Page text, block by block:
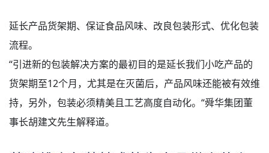
延长产品货架期、保证食品风味、改良包装形式、优化包装
流程。
“引进新的包装解决方案的最初目的是延长我们小吃产品的
货架期至12个月，尤其是在灭菌后，产品风味还能被有效维
持，另外，包装必须精美且工艺高度自动化。“舜华集团董
事长胡建文先生解释道。